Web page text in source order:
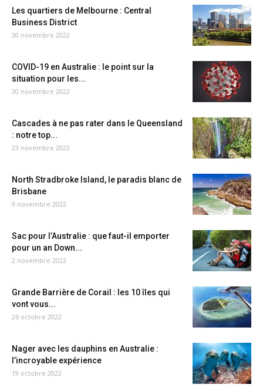
Les quartiers de Melbourne : Central
Business District
30 novembre 2022
COVID-19 en Australie : le point sur la
situation pour les...
30 novembre 2022
Cascades à ne pas rater dans le Queensland
: notre top...
23 novembre 2022
North Stradbroke Island, le paradis blanc de
Brisbane
9 novembre 2022
Sac pour l’Australie : que faut-il emporter
pour un an Down...
2 novembre 2022
Grande Barrière de Corail : les 10 îles qui
vont vous...
26 octobre 2022
Nager avec les dauphins en Australie :
l’incroyable expérience
19 octobre 2022